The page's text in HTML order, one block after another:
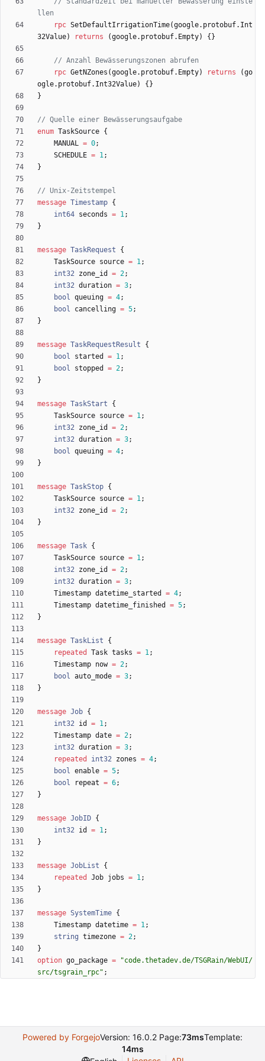
rpc SetDefaultIrrigationTime(google.protobuf.Int
32Value) returns (google.protobuf.Empty) { }
rpc GetNZones (google.protobuf.Empty) returns (go
ogle.protobuf.Int32Value) { }
}
enum TaskSource {
MANUAL = 0;
SCHEDULE = 1;
}
message Timestamp {
int64 seconds = 1;
}
message TaskRequest
{
TaskSource source = 1;
int32 zone_id = 2;
int32 duration = 3;
bool queuing = 4;
bool
cancelling = 5;
}
message TaskRequestResult
{
bool
started = 1;
bool
stopped = 2;
}
message TaskStart
{
TaskSource source = 1;
int32 zone_id = 2;
int32 duration = 3;
bool queuing = 4;
}
message TaskStop {
TaskSource source = 1;
int32 zone_id = 2;
}
message Task {
TaskSource source = 1;
int32 zone_id = 2;
int32 duration = 3;
Timestamp datetime_started = 4;
Timestamp datetime_finished = 5;
}
message TaskList
{
repeated
Task tasks = 1;
Timestamp now = 2;
bool auto_mode = 3;
}
message Job {
int32 id = 1;
Timestamp date = 2;
int32 duration = 3;
repeated
int32 zones = 4;
bool enable = 5;
bool
repeat = 6;
}
message JobID {
int32 id = 1;
}
message JobList
{
repeated
Job jobs = 1;
}
message SystemTime {
Timestamp datetime = 1;
string timezone = 2;
}
option go_package =
"code.thetadev.de/TSGRain/WebUI/
src/tsgrain_rpc" ;
Powered by ForgejoVersion: 16.0.2 Page:73msTemplate:
14ms